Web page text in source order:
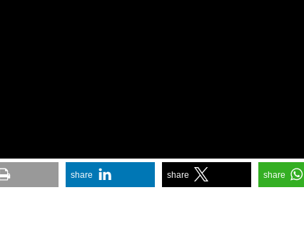
share
share
share